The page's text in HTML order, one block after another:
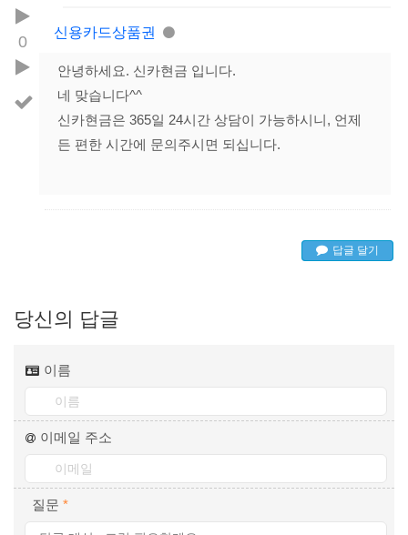
0
신용카드상품권
안녕하세요. 신카현금 입니다.
네 맞습니다^^
신카현금은 365일 24시간 상담이 가능하시니, 언제
든 편한 시간에 문의주시면 되십니다.
답글 달기
당신의 답글
이름
이메일 주소
질문 *